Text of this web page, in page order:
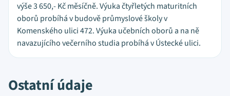
výše 3 650,- Kč měsíčně. Výuka čtyřletých maturitních
oborů probíhá v budově průmyslové školy v
Komenského ulici 472. Výuka učebních oborů a na ně
navazujícího večerního studia probíhá v Ústecké ulici.
Ostatní údaje